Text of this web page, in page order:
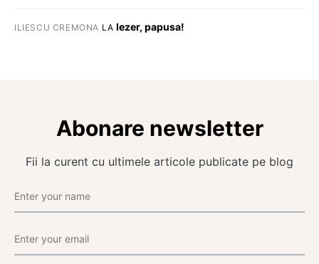
ILIESCU CREMONA LA Iezer, papusa!
Abonare newsletter
Fii la curent cu ultimele articole publicate pe blog